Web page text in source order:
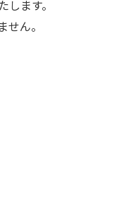
します。
せん。